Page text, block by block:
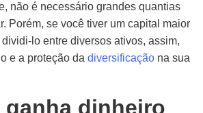
não é necessário grandes quantias
Porém, se você tiver um capital maior
lo entre diversos ativos, assim,
e a proteção da diversificação na sua
ganha dinheiro